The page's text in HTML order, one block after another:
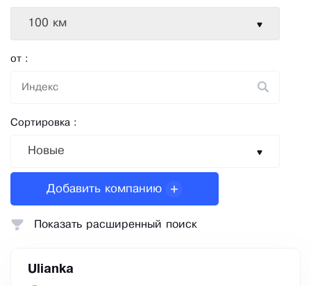
100 км
от :
Сортировка :
Новые
Добавить компанию
Ulianka
Показать расширенный поиск